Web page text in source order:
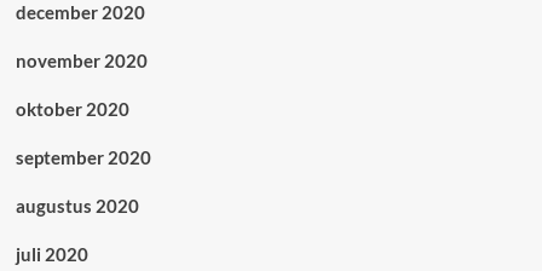
december 2020
november 2020
oktober 2020
september 2020
augustus 2020
juli 2020